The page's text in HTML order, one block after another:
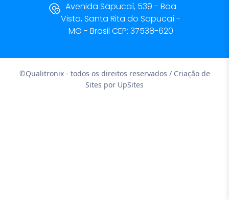
Avenida Sapucaí, 539 - Boa
Vista, Santa Rita do Sapucaí -
MG - Brasil CEP: 37538-620
©Qualitronix - todos os direitos reservados / Criação de
Sites por UpSites